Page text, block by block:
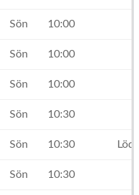
Sön 10:00
Sön 10:00
Sön 10:00
Sön 10:30
Sön 10:30
Sön 10:30